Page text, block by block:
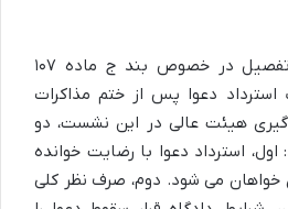
این نشست قضایی به تفصیل در خصوص بند ج ماده ۱۰۷
دعوا پس از ختم مذاکرات
هیئت عالی در این نشست، دو
استرداد دعوا با رضایت خوانده
خواهان می شود. دوم، صرف نظر کلی